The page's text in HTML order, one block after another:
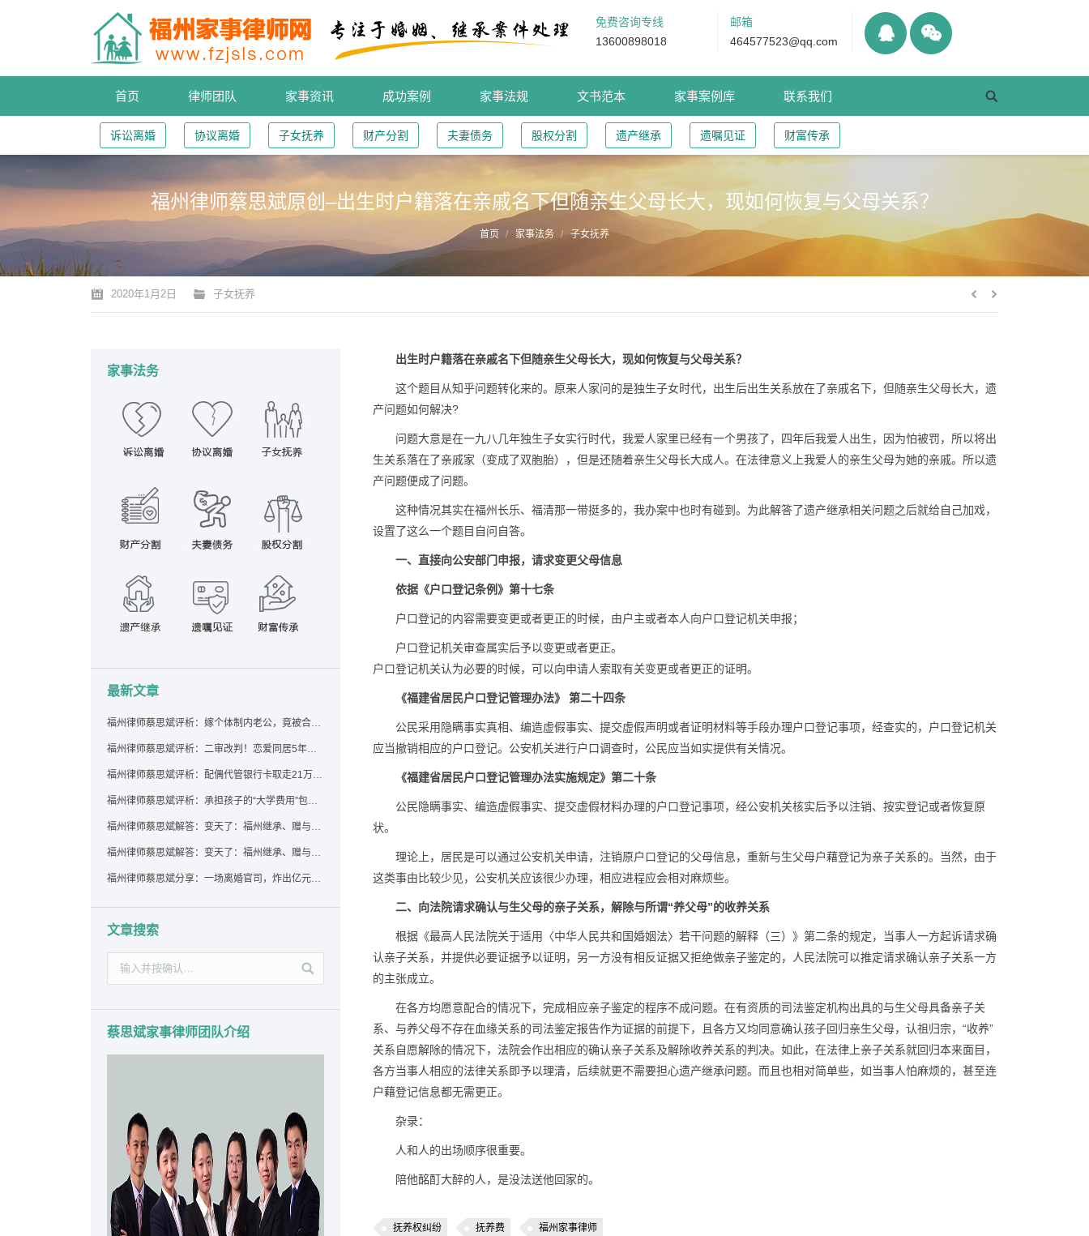
免费咨询专线
13600898018
邮箱
464577523@qq.com
首页 律师团队 家事资讯 成功案例 家事法规 文书范本 家事案例库 联系我们
诉讼离婚 协议离婚 子女抚养 财产分割 夫妻债务 股权分割 遗产继承 遗嘱见证 财富传承
福州律师蔡思斌原创–出生时户籍落在亲戚名下但随亲生父母长大，现如何恢复与父母关系？
首页 家事法务 子女抚养
2020年1月2日 子女抚养
出生时户籍落在亲戚名下但随亲生父母长大，现如何恢复与父母关系？
这个题目从知乎问题转化来的。原来人家问的是独生子女时代，出生后出生关系放在了亲戚名下，但随亲生父母长大，遗
产问题如何解决?
问题大意是在一九八几年独生子女实行时代，我爱人家里已经有一个男孩了，四年后我爱人出生，因为怕被罚，所以将出
生关系落在了亲戚家（变成了双胞胎），但是还随着亲生父母长大成人。在法律意义上我爱人的亲生父母为她的亲戚。所以遗
产问题便成了问题。
这种情况其实在福州长乐、福清那一带挺多的，我办案中也时有碰到。为此解答了遗产继承相关问题之后就给自己加戏，
设置了这么一个题目自问自答。
一、直接向公安部门申报，请求变更父母信息
依据《户口登记条例》 第十七条
户口登记的内容需要变更或者更正的时候，由户主或者本人向户口登记机关申报；
户口登记机关审查属实后予以变更或者更正。
户口登记机关认为必要的时候，可以向申请人索取有关变更或者更正的证明。
《福建省居民户口登记管理办法》 第二十四条
公民采用隐瞒事实真相、编造虚假事实、提交虚假声明或者证明材料等手段办理户口登记事项，经查实的，户口登记机关
应当撤销相应的户口登记。公安机关进行户口调查时，公民应当如实提供有关情况。
《福建省居民户口登记管理办法实施规定》 第二十条
公民隐瞒事实、编造虚假事实、提交虚假材料办理的户口登记事项，经公安机关核实后予以注销、按实登记或者恢复原
状。
理论上，居民是可以通过公安机关申请，注销原户口登记的父母信息，重新与生父母户藉登记为亲子关系的。当然，由于
这类事由比较少见，公安机关应该很少办理，相应进程应会相对麻烦些。
二、向法院请求确认与生父母的亲子关系，解除与所谓“养父母”的收养关系
根据《最高人民法院关于适用〈中华人民共和国婚姻法〉若干问题的解释（三）》第二条的规定，当事人一方起诉请求确
认亲子关系，并提供必要证据予以证明，另一方没有相反证据又拒绝做亲子鉴定的，人民法院可以推定请求确认亲子关系一方
的主张成立。
在各方均愿意配合的情况下，完成相应亲子鉴定的程序不成问题。在有资质的司法鉴定机构出具的与生父母具备亲子关
系、与养父母不存在血缘关系的司法鉴定报告作为证据的前提下，且各方又均同意确认孩子回归亲生父母，认祖归宗，“收养”
关系自愿解除的情况下，法院会作出相应的确认亲子关系及解除收养关系的判决。如此，在法律上亲子关系就回归本来面目，
各方当事人相应的法律关系即予以理清，后续就更不需要担心遗产继承问题。而且也相对简单些，如当事人怕麻烦的，甚至连
户藉登记信息都无需更正。
杂录：
人和人的出场顺序很重要。
陪他酩酊大醉的人，是没法送他回家的。
抚养权纠纷 抚养费 福州家事律师
家事法务
最新文章
福州律师蔡思斌评析：嫁个体制内老公，竟被合伙设局背上近百万债务，婚前不查征信真要命！
福州律师蔡思斌评析：二审改判！恋爱同居5年为女友买车，分手后能要回吗？
福州律师蔡思斌评析：配偶代管银行卡取走21万，离婚后这笔钱还要得回来吗？
福州律师蔡思斌评析：承担孩子的“大学费用”包括高额留学费用吗？
福州律师蔡思斌解答：变天了：福州继承、赠与房产转让要收20%个税？福州国税官方回复来了！
福州律师蔡思斌解答：变天了：福州继承、赠与房产转让要收20%个税？福州国税官方回答来了！
福州律师蔡思斌分享：一场离婚官司，炸出亿元“糊涂账”：本想分割家产，结果“自爆”了家底
文章搜索
蔡思斌家事律师团队介绍